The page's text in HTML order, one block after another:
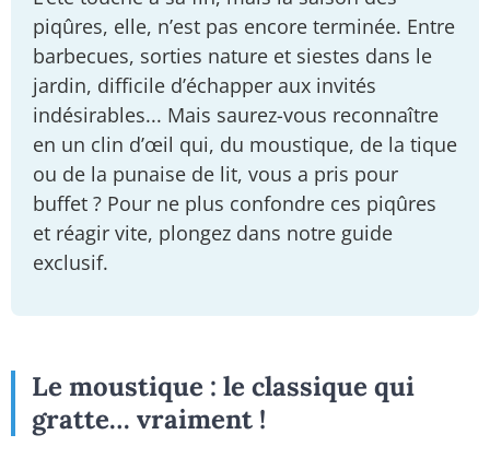
piqûres, elle, n’est pas encore terminée. Entre
barbecues, sorties nature et siestes dans le
jardin, difficile d’échapper aux invités
indésirables... Mais saurez-vous reconnaître
en un clin d’œil qui, du moustique, de la tique
ou de la punaise de lit, vous a pris pour
buffet ? Pour ne plus confondre ces piqûres
et réagir vite, plongez dans notre guide
exclusif.
Le moustique : le classique qui
gratte… vraiment !